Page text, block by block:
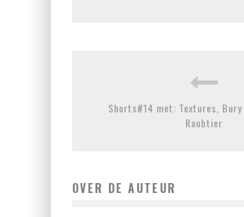
Shorts#14 met: Textures, Bury
Raubtier
OVER DE AUTEUR